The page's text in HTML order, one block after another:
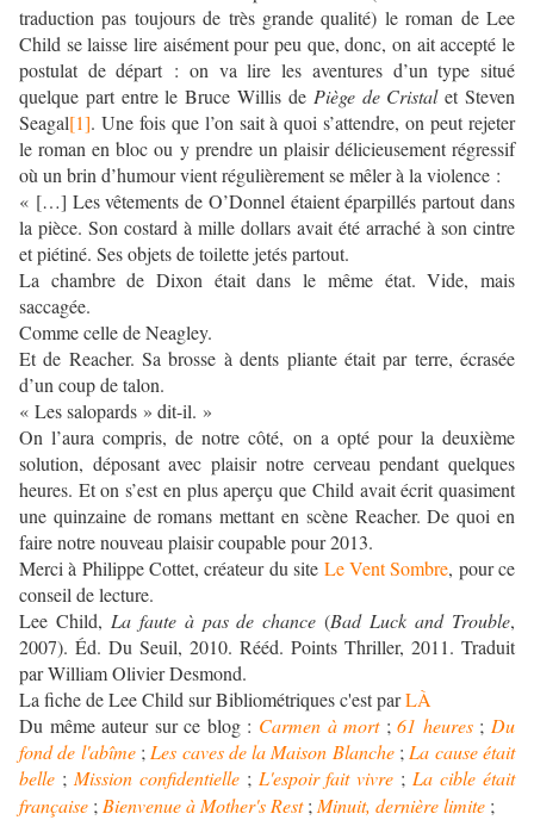
traduction pas toujours de très grande qualité) le roman de Lee
Child se laisse lire aisément pour peu que, donc, on ait accepté le
postulat de départ : on va lire les aventures d’un type situé
quelque part entre le Bruce Willis de Piège de Cristalet Steven
Seagal[1]. Une fois que l’on sait à quoi s’attendre, on peut rejeter
le roman en bloc ou y prendre un plaisir délicieusement régressif
où un brin d’humour vient régulièrement se mêler à la violence :
« […] Les vêtements de O’Donnel étaient éparpillés partout dans
la pièce. Son costard à mille dollars avait été arraché à son cintre
et piétiné. Ses objets de toilette jetés partout.
La chambre de Dixon était dans le même état. Vide, mais
saccagée.
Comme celle de Neagley.
Et de Reacher. Sa brosse à dents pliante était par terre, écrasée
d’un coup de talon.
« Les salopards » dit-il. »
On l’aura compris, de notre côté, on a opté pour la deuxième
solution, déposant avec plaisir notre cerveau pendant quelques
heures. Et on s’est en plus aperçu que Child avait écrit quasiment
une quinzaine de romans mettant en scène Reacher. De quoi en
faire notre nouveau plaisir coupable pour 2013.
Merci à Philippe Cottet, créateur du site Le Vent Sombre, pour ce
conseil de lecture.
Lee Child, La faute à pas de chance (Bad Luck and Trouble,
2007). Éd. Du Seuil, 2010. Rééd. Points Thriller, 2011. Traduit
par William Olivier Desmond.
La fiche de Lee Child sur Bibliométriques c'est parLÀ
Du même auteur sur ce blog : Carmen à mort;61 heures; Du
fond de l'abîme; Les caves de la Maison Blanche; La cause était
belle ; Mission confidentielle; L'espoir fait vivre ; La cible était
française ; Bienvenue à Mother's Rest; Minuit, dernière limite ;